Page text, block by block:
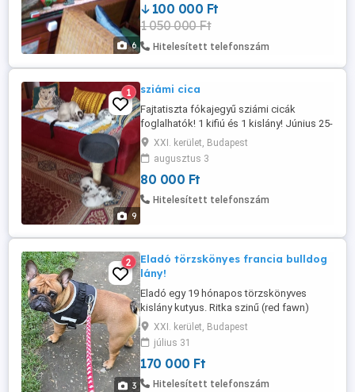
6
100 000 Ft
1 050 000 Ft
Hitelesített telefonszám
9
1 sziámi cica
Fajtatiszta fókajegyű sziámi cicák
foglalhatók! 1 kifiú és 1 kislány! Június 25-
én születtek. Szeptember 3-tól
költözhetnek! Parazitamentes, lakásban
tartott szülőktől. A fotókon az anyuka és
az apuka! A cicák Budapesten (Csepelen)
vannak!
XXI. kerület, Budapest
augusztus 3
80 000 Ft
Hitelesített telefonszám
3
2
Eladó törzskönyes francia bulldog
lány!
Eladó egy 19 hónapos törzskönyves
kislány kutyus. Ritka szinű (red fawn)
nagyon kedves, játékos és szeretre méltó.
Odaadó, szerető családot keresek neki,
ahol családtag lehet. Kizárólag jó helyre,
adásvételi szerdőzéssel és átírási
kötelezettséggel (chip). Pórázzal,
XXI. kerület, Budapest
július 31
170 000 Ft
Hitelesített telefonszám